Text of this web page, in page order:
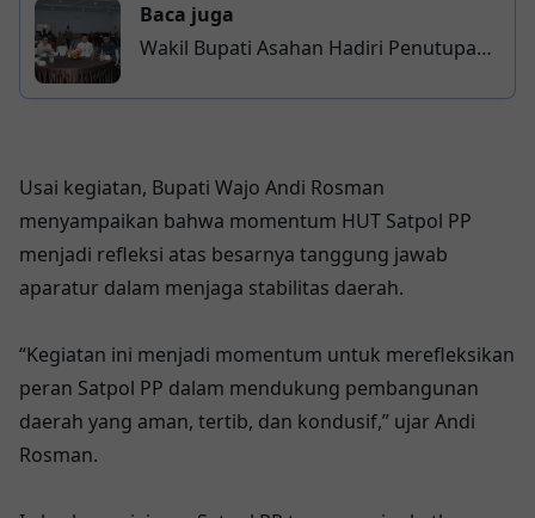
Baca juga
Wakil Bupati Asahan Hadiri Penutupan
Usai kegiatan, Bupati Wajo Andi Rosman
menyampaikan bahwa momentum HUT Satpol PP
menjadi refleksi atas besarnya tanggung jawab
aparatur dalam menjaga stabilitas daerah.
“Kegiatan ini menjadi momentum untuk merefleksikan
peran Satpol PP dalam mendukung pembangunan
daerah yang aman, tertib, dan kondusif,” ujar Andi
Rosman.